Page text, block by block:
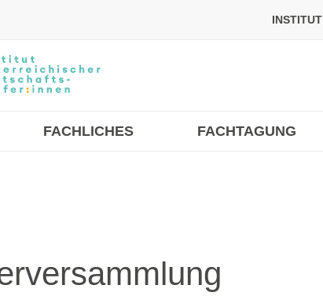
INSTITUT
FACHLICHES FACHTAGUNG